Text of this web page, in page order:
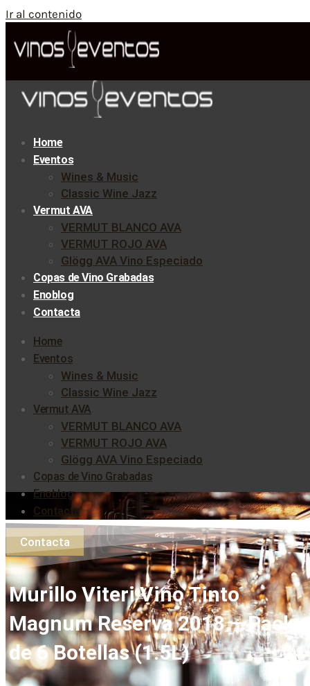
Ir al contenido
Home
Eventos
Wines & Music
Classic Wine Jazz
Vermut AVA
VERMUT BLANCO AVA
VERMUT ROJO AVA
Glögg AVA Vino Especiado
Copas de Vino Grabadas
Enoblog
Contacta
Home
Eventos
Wines & Music
Classic Wine Jazz
Vermut AVA
VERMUT BLANCO AVA
VERMUT ROJO AVA
Glögg AVA Vino Especiado
Copas de Vino Grabadas
Enoblog
Contacta
Contacta
Murillo Viteri Vino Tinto
Magnum Reserva 2018 – Pack
de 6 Botellas (1.5L)